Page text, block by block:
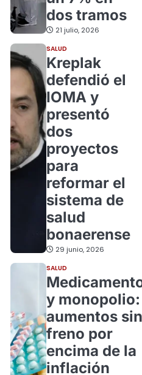
dos tramos
21 julio, 2026
SALUD
Kreplak
defendió el
IOMA y
presentó
dos
proyectos
para
reformar el
sistema de
salud
bonaerense
29 junio, 2026
SALUD
y monopolio:
aumentos sin
freno por
encima de la
inflación